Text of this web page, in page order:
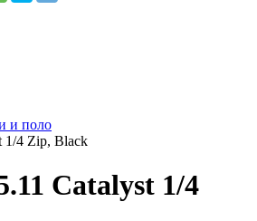
и поло
1/4 Zip, Black
Catalyst 1/4